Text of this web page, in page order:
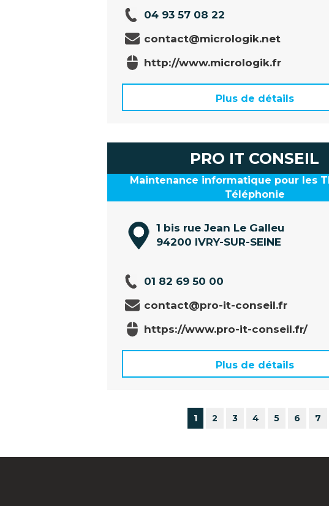
04 93 57 08 22
contact@micrologik.net
http://www.micrologik.fr
Plus de détails
PRO IT CONSEIL
Maintenance informatique pour les
Téléphonie
1 bis rue Jean Le Galleu
94200 IVRY-SUR-SEINE
01 82 69 50 00
contact@pro-it-conseil.fr
https://www.pro-it-conseil.fr/
Plus de détails
1 2 3 4 5 6 7